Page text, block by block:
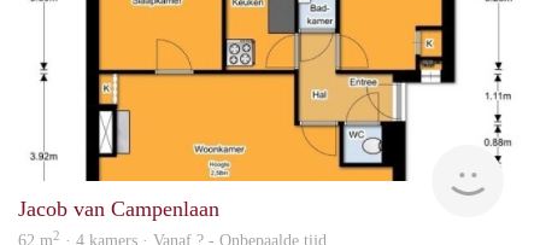
Jacob van Campenlaan
62 m2 · 4 kamers · Vanaf ? - Onbepaalde tijd